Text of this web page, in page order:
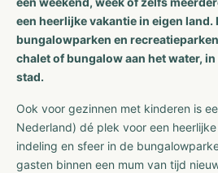
een heerlijke vakantie in eigen land.
bungalowparken en
chalet of bungalow aan het water,
stad.
Ook voor gezinnen met kinderen is
Nederland) dé plek voor een
indeling en sfeer in de
gasten binnen een mum van tijd